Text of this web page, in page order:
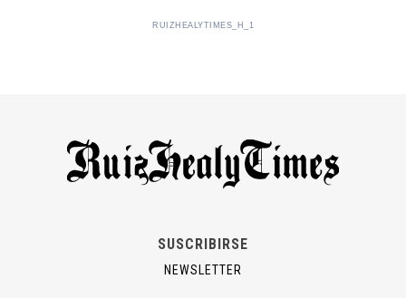
RUIZHEALYTIMES_H_1
SUSCRIBIRSE
NEWSLETTER